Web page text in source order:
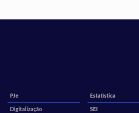
PJe
Digitalização
Estatística
SEI